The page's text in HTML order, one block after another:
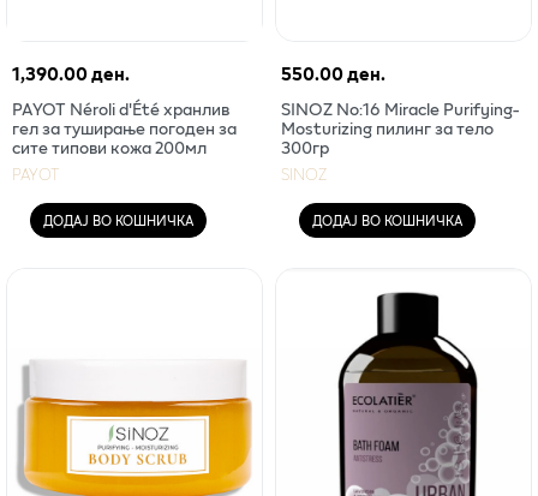
1,390.00 ден.
PAYOT Néroli d'Été хранлив
гел за туширање погоден за
сите типови кожа 200мл
PAYOT
ДОДАЈ ВО КОШНИЧКА
550.00 ден.
SINOZ No:16 Miracle Purifying-
Mosturizing пилинг за тело
300гр
SINOZ
ДОДАЈ ВО КОШНИЧКА